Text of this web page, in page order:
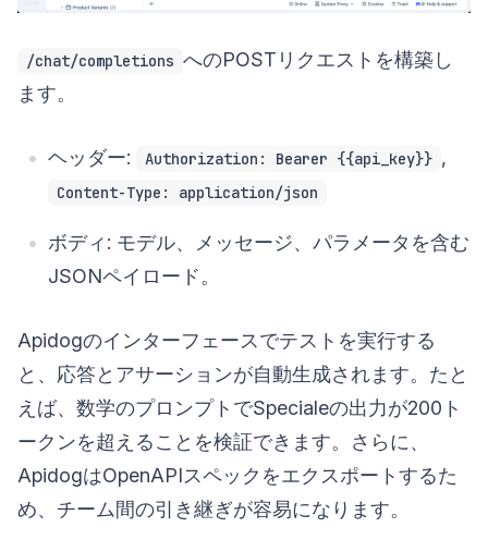
/chat/completions へのPOSTリクエストを構築し
ます。
ヘッダー: Authorization: Bearer {{api_key}} ,
Content-Type: application/json
ボディ: モデル、メッセージ、パラメータを含む
JSONペイロード。
Apidogのインターフェースでテストを実行する
と、応答とアサーションが自動生成されます。たと
えば、数学のプロンプトでSpecialeの出力が200ト
ークンを超えることを検証できます。さらに、
ApidogはOpenAPIスペックをエクスポートするた
め、チーム間の引き継ぎが容易になります。